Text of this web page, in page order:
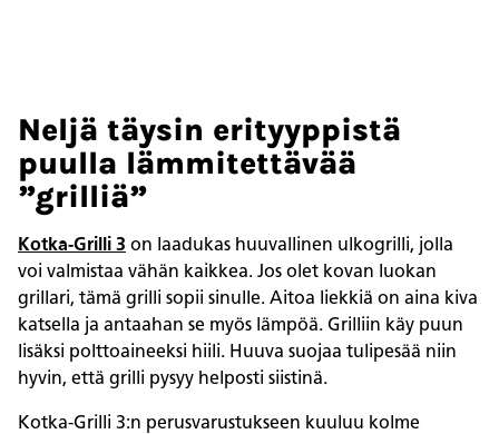
Neljä täysin erityyppistä
puulla lämmitettävää
”grilliä”
Kotka-Grilli 3 on laadukas huuvallinen ulkogrilli, jolla
voi valmistaa vähän kaikkea. Jos olet kovan luokan
grillari, tämä grilli sopii sinulle. Aitoa liekkiä on aina kiva
katsella ja antaahan se myös lämpöä. Grilliin käy puun
lisäksi polttoaineeksi hiili. Huuva suojaa tulipesää niin
hyvin, että grilli pysyy helposti siistinä.
Kotka-Grilli 3:n perusvarustukseen kuuluu kolme